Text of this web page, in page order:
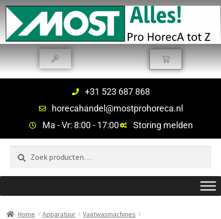
+31 523 687 868
horecahandel@mostprohoreca.nl
Ma - Vr: 8:00 - 17:00
Storing melden
Zoeken
Home Apparatuur
Vaatwasmachines